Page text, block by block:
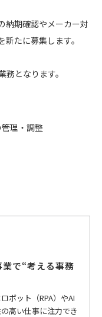
納期確認やメーカー対
たに募集します。
となります。
理・調整
で“考える事務
ボット（RPA）やAI
高い仕事に注力でき